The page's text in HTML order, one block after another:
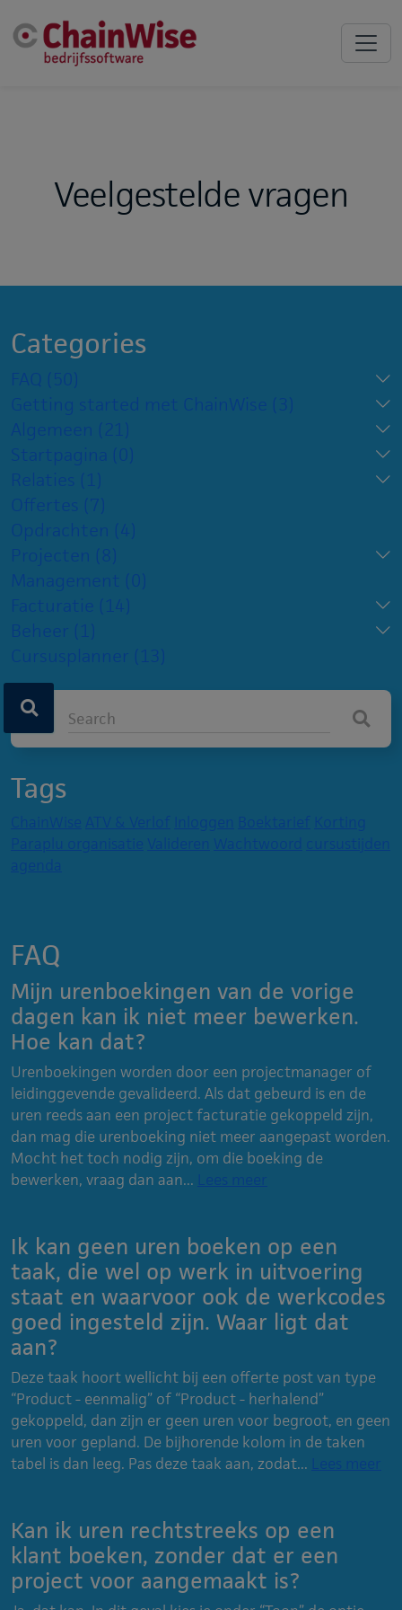
Veelgestelde vragen
Categories
FAQ (50)
Getting started met ChainWise (3)
Algemeen (21)
Startpagina (0)
Relaties (1)
Offertes (7)
Opdrachten (4)
Projecten (8)
Management (0)
Facturatie (14)
Beheer (1)
Cursusplanner (13)
Tags
ChainWise ATV & Verlof Inloggen Boektarief Korting
Paraplu organisatie Valideren Wachtwoord
cursustijden
agenda
FAQ
Mijn urenboekingen van de vorige
dagen kan ik niet meer bewerken.
Hoe kan dat?
Urenboekingen worden door een projectmanager of
leidinggevende gevalideerd. Als dat gebeurd is en de
uren reeds aan een project facturatie gekoppeld zijn,
dan mag die urenboeking niet meer aangepast worden.
Mocht het toch nodig zijn, om die boeking de
bewerken, vraag dan aan... Lees meer
Ik kan geen uren boeken op een
taak, die wel op werk in uitvoering
staat en waarvoor ook de werkcodes
goed ingesteld zijn. Waar ligt dat
aan?
Deze taak hoort wellicht bij een offerte post van type
“Product - eenmalig” of “Product - herhalend”
gekoppeld, dan zijn er geen uren voor begroot, en geen
uren voor gepland. De bijhorende kolom in de taken
tabel is dan leeg. Pas deze taak aan, zodat... Lees meer
Kan ik uren rechtstreeks op een
klant boeken, zonder dat er een
project voor aangemaakt is?